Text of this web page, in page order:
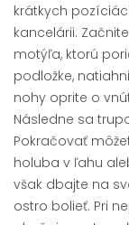
krátkych
kancelárii.
motýľa, ktorú
podložke,
nohy oprite o
Následne sa
Pokračovať
holuba v ľahu
však dbajte na
ostro bolieť. Pri